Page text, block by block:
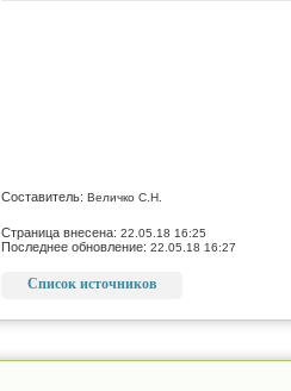
Составитель: Величко С.Н.
Страница внесена: 22.05.18 16:25
Последнее обновление: 22.05.18 16:27
Список источников